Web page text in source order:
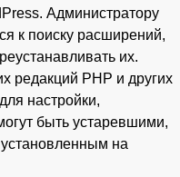
Администратору
к поиску расширений,
их.
редакций PHP и других
настройки,
быть устаревшими,
на